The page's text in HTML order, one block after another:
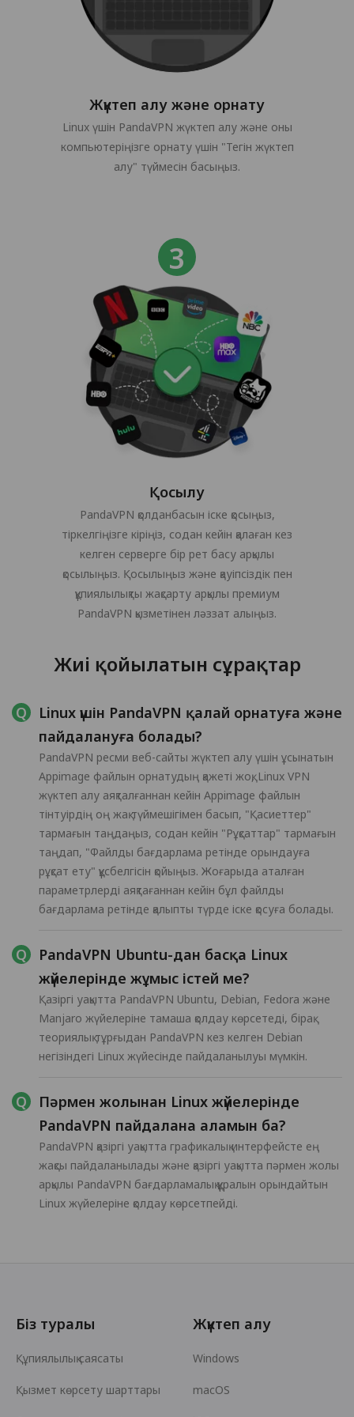
Жүктеп алу және орнату
Linux үшін PandaVPN жүктеп алу және оны
компьютеріңізге орнату үшін "Тегін жүктеп
алу" түймесін басыңыз.
Қосылу
PandaVPN қолданбасын іске қосыңыз,
тіркелгіңізге кіріңіз, содан кейін қалаған кез
келген серверге бір рет басу арқылы
қосылыңыз. Қосылыңыз және қауіпсіздік пен
құпиялылықты жақсарту арқылы премиум
PandaVPN қызметінен ләззат алыңыз.
Жиі қойылатын сұрақтар
Linux үшін PandaVPN қалай орнатуға және
пайдалануға болады?
PandaVPN ресми веб-сайты жүктеп алу үшін ұсынатын
Appimage файлын орнатудың қажеті жоқ, Linux VPN
жүктеп алу аяқталғаннан кейін Appimage файлын
тінтуірдің оң жақ түймешігімен басып, "Қасиеттер"
тармағын таңдаңыз, содан кейін "Рұқсаттар" тармағын
таңдап, "Файлды бағдарлама ретінде орындауға
рұқсат ету" құсбелгісін қойыңыз. Жоғарыда аталған
параметрлерді аяқтағаннан кейін бұл файлды
бағдарлама ретінде қалыпты түрде іске қосуға болады.
PandaVPN Ubuntu-дан басқа Linux
жүйелерінде жұмыс істей ме?
Қазіргі уақытта PandaVPN Ubuntu, Debian, Fedora және
Manjaro жүйелеріне тамаша қолдау көрсетеді, бірақ
теориялық тұрғыдан PandaVPN кез келген Debian
негізіндегі Linux жүйесінде пайдаланылуы мүмкін.
Пәрмен жолынан Linux жүйелерінде
PandaVPN пайдалана аламын ба?
PandaVPN қазіргі уақытта графикалық интерфейсте ең
жақсы пайдаланылады және қазіргі уақытта пәрмен жолы
арқылы PandaVPN бағдарламалық құралын орындайтын
Linux жүйелеріне қолдау көрсетпейді.
Біз туралы
Құпиялылық саясаты
Қызмет көрсету шарттары
Жүктеп алу
Windows
macOS